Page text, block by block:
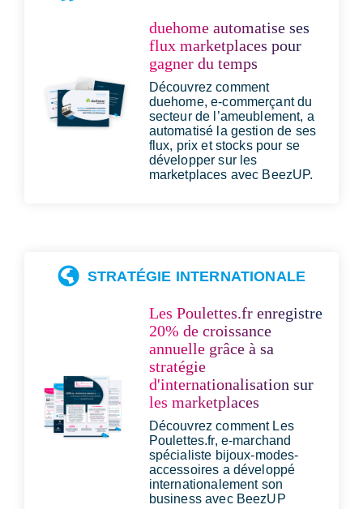
duehome automatise ses
flux marketplaces pour
gagner du temps
Découvrez comment
duehome, e-commerçant du
secteur de l’ameublement, a
automatisé la gestion de ses
flux, prix et stocks pour se
développer sur les
marketplaces avec BeezUP.
STRATÉGIE INTERNATIONALE
Les Poulettes.fr enregistre
20% de croissance
annuelle grâce à sa
stratégie
d'internationalisation sur
les marketplaces
Découvrez comment Les
Poulettes.fr, e-marchand
spécialiste bijoux-modes-
accessoires a développé
internationalement son
business avec BeezUP